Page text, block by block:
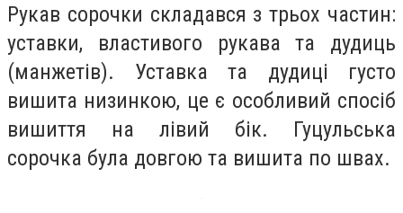
Рукав сорочки складався з трьох частин:
уставки, властивого рукава та дудиць
(манжетів). Уставка та дудиці густо
вишита низинкою, це є особливий спосіб
вишиття на лівий бік. Гуцульська
сорочка була довгою та вишита по швах.